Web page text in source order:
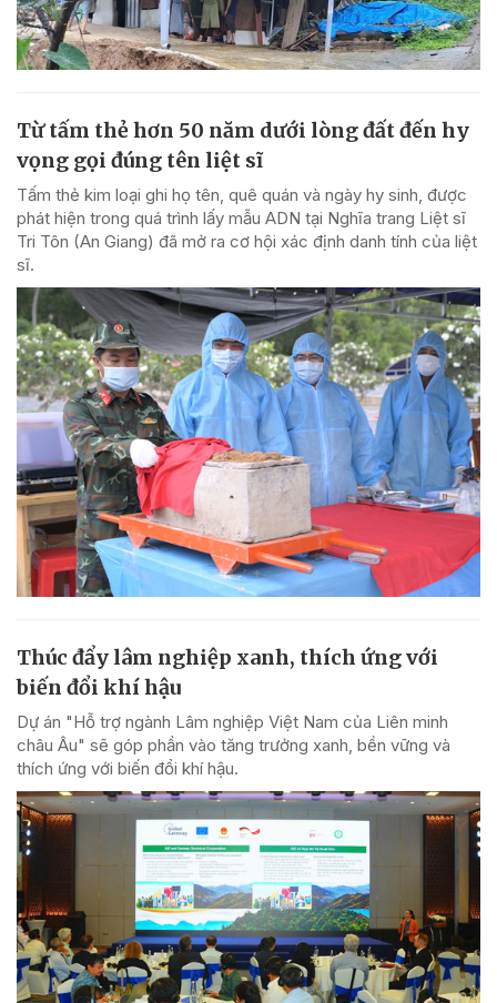
Từ tấm thẻ hơn 50 năm dưới lòng đất đến hy
vọng gọi đúng tên liệt sĩ
Tấm thẻ kim loại ghi họ tên, quê quán và ngày hy sinh, được
phát hiện trong quá trình lấy mẫu ADN tại Nghĩa trang Liệt sĩ
Tri Tôn (An Giang) đã mở ra cơ hội xác định danh tính của liệt
sĩ.
Thúc đẩy lâm nghiệp xanh, thích ứng với
biến đổi khí hậu
Dự án "Hỗ trợ ngành Lâm nghiệp Việt Nam của Liên minh
châu Âu" sẽ góp phần vào tăng trưởng xanh, bền vững và
thích ứng với biến đổi khí hậu.